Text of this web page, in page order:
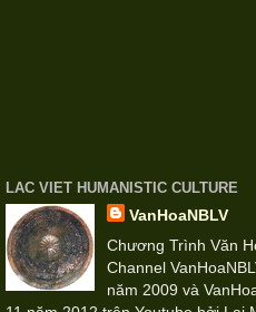
LAC VIET HUMANISTIC CULTURE
VanHoaNBLV
Chương Trình Văn
Channel
năm 2009 và